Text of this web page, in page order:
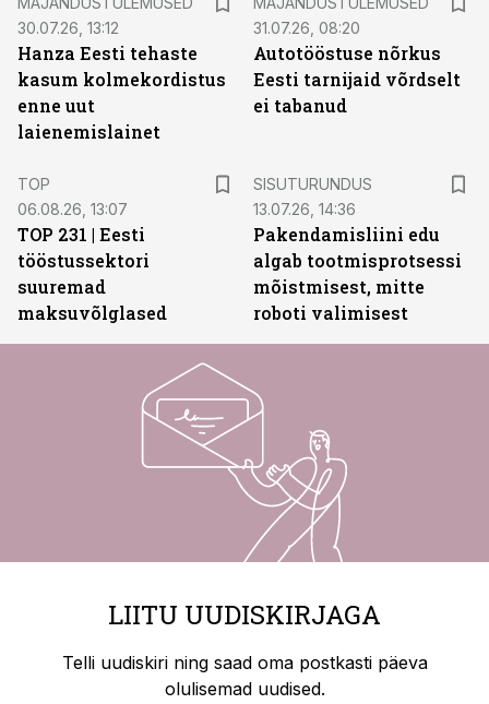
30.07.26, 13:12
Hanza Eesti tehaste
kasum kolmekordistus
enne uut
laienemislainet
31.07.26, 08:20
Autotööstuse nõrkus
Eesti tarnijaid võrdselt
ei tabanud
TOP
06.08.26, 13:07
TOP 231 | Eesti
tööstussektori
suuremad
maksuvõlglased
SISUTURUNDUS
13.07.26, 14:36
Pakendamisliini edu
algab tootmisprotsessi
mõistmisest, mitte
roboti valimisest
LIITU UUDISKIRJAGA
Telli uudiskiri ning saad oma postkasti päeva
olulisemad uudised.